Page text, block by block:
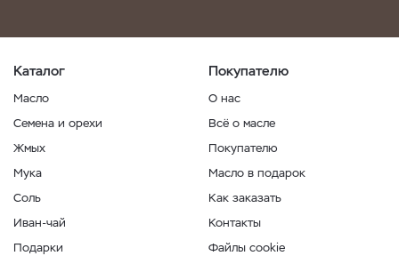
Каталог
Масло
Семена и орехи
Жмых
Мука
Соль
Иван-чай
Подарки
Покупателю
О нас
Всё о масле
Покупателю
Масло в подарок
Как заказать
Контакты
Файлы cookie